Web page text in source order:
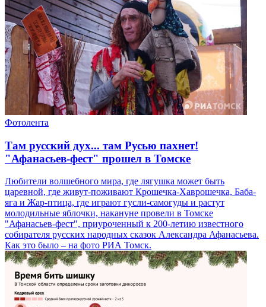
Фотолента
Там русский дух... там Русью пахнет!
"Афанасьев-фест" прошел в Томске
Любители волшебного мира, где лягушка может быть
царевной, где живут-поживают Крошечка-Хаврошечка, Баба-
яга и Жар-птица, где играют гусли-самогуды и растут
молодильные яблочки, накануне провели в Томске
"Афанасьев-фест", приуроченный к 200-летию известного
собирателя русских народных сказок Александра Афанасьева.
Как это было – на фото РИА Томск.